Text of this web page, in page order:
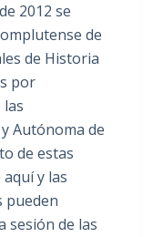
2012 se
de
de Historia
por
Autónoma de
de estas
y las
pueden
sesión de las